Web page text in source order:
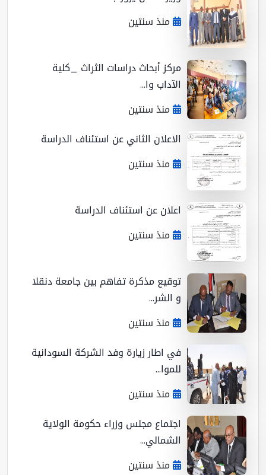
منذ سنتين
مركز أبحاث دراسات الثراث _كلية
الآداب وا...
منذ سنتين
الاعلان الثاني عن استئناف الدراسة
منذ سنتين
اعلان عن استئناف الدراسة
منذ سنتين
توقيع مذكرة تفاهم بين جامعة دنقلا
و الشر...
منذ سنتين
في اطار زيارة وفد الشركة السودانية
للموا...
منذ سنتين
اجتماع مجلس وزراء حكومة الولاية
الشمالي...
منذ سنتين